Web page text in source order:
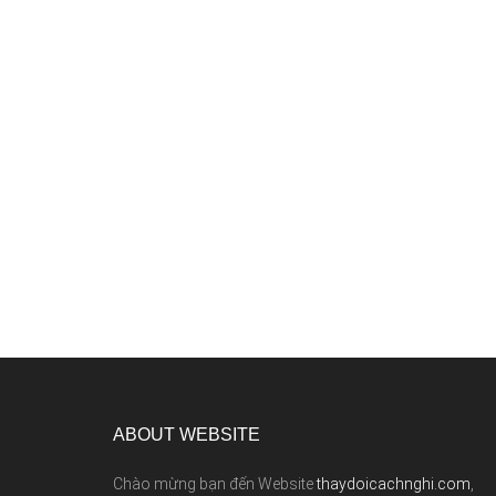
ABOUT WEBSITE
Chào mừng bạn đến Websitethaydoicachnghi.com